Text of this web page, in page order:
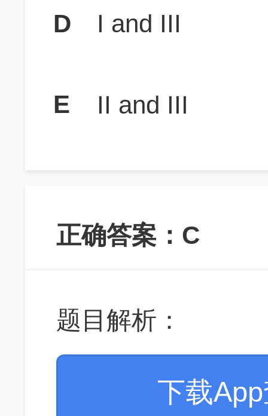
D I and III
E II and III
正确答案：C
题目解析：
下载